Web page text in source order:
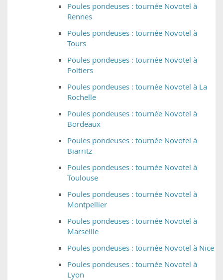
Poules pondeuses : tournée Novotel à
Rennes
Poules pondeuses : tournée Novotel à
Tours
Poules pondeuses : tournée Novotel à
Poitiers
Poules pondeuses : tournée Novotel à La
Rochelle
Poules pondeuses : tournée Novotel à
Bordeaux
Poules pondeuses : tournée Novotel à
Biarritz
Poules pondeuses : tournée Novotel à
Toulouse
Poules pondeuses : tournée Novotel à
Montpellier
Poules pondeuses : tournée Novotel à
Marseille
Poules pondeuses : tournée Novotel à Nice
Poules pondeuses : tournée Novotel à
Lyon